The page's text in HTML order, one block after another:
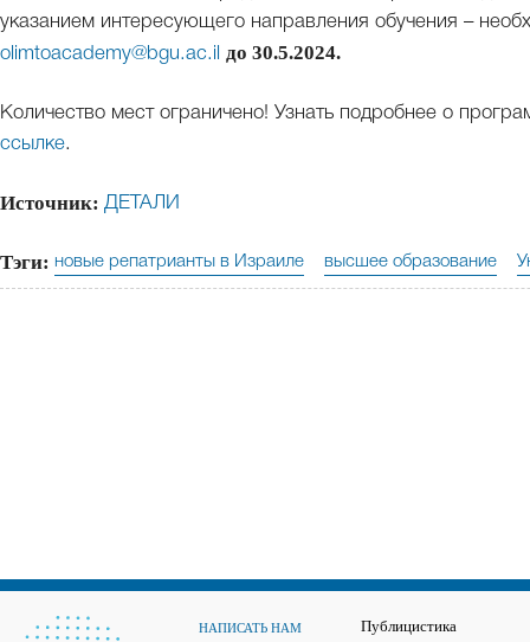
указанием интересующего направления обучения –
olimtoacademy@bgu.ac.il до 30.5.2024.
Количество мест ограничено! Узнать подробнее о
ссылке.
Источник: ДЕТАЛИ
Тэги: новые репатрианты в Израиле высшее образование
НАПИСАТЬ НАМ
Публицистика